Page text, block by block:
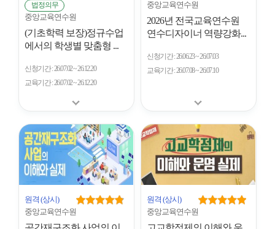
법정의무
중앙교육연수원
(기초학력 보장)정규수업
에서의 학생별 맞춤형 ...
신청기간 26.07.02 ~ 26.12.20
교육기간 26.07.02 ~ 26.12.20
중앙교육연수원
2026년 전국교육연수원
연수디자이너 역량강화...
신청기간 26.06.23 ~ 26.07.03
교육기간 26.07.08 ~ 26.07.10
원격 (상시)
중앙교육연수원
원격 (상시)
중앙교육연수원